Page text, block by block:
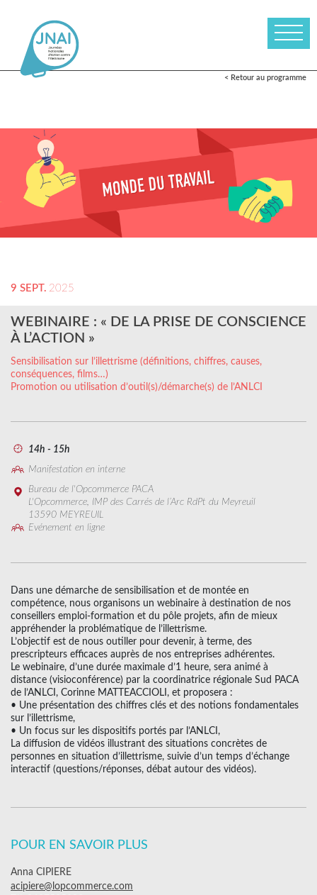
< Retour au programme
9 SEPT. 2025
WEBINAIRE : « DE LA PRISE DE CONSCIENCE
À L’ACTION »
Sensibilisation sur l’illettrisme (définitions, chiffres, causes,
conséquences, films…)
Promotion ou utilisation d’outil(s)/démarche(s) de l’ANLCI
14h - 15h
Manifestation en interne
Bureau de l'Opcommerce PACA
L'Opcommerce, IMP des Carrés de l’Arc RdPt du Meyreuil
13590 MEYREUIL
Evénement en ligne
Dans une démarche de sensibilisation et de montée en
compétence, nous organisons un webinaire à destination de nos
conseillers emploi-formation et du pôle projets, afin de mieux
appréhender la problématique de l’illettrisme.
L’objectif est de nous outiller pour devenir, à terme, des
prescripteurs efficaces auprès de nos entreprises adhérentes.
Le webinaire, d’une durée maximale d’1 heure, sera animé à
distance (visioconférence) par la coordinatrice régionale Sud PACA
de l’ANLCI, Corinne MATTEACCIOLI, et proposera :
• Une présentation des chiffres clés et des notions fondamentales
sur l’illettrisme,
• Un focus sur les dispositifs portés par l’ANLCI,
La diffusion de vidéos illustrant des situations concrètes de
personnes en situation d’illettrisme, suivie d’un temps d’échange
interactif (questions/réponses, débat autour des vidéos).
POUR EN SAVOIR PLUS
Anna CIPIERE
acipiere@lopcommerce.com